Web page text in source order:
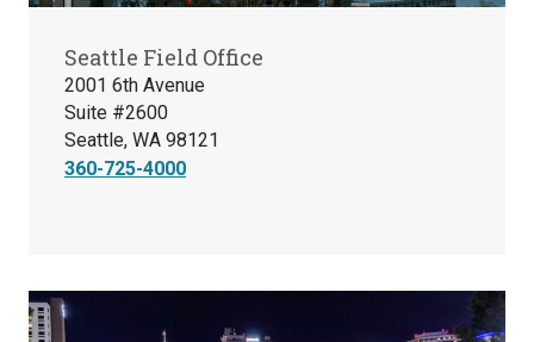
Seattle Field Office
2001 6th Avenue
Suite #2600
Seattle, WA 98121
360-725-4000